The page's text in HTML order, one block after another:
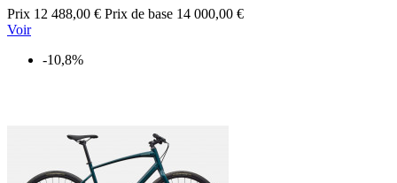
Prix 12 488,00 € Prix de base 14 000,00 €
Voir
-10,8%